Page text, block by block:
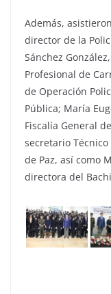
Además,
director de la
Sánchez
Profesional de
de Operación
Pública; María
Fiscalía General
secretario
de Paz, así como
directora del